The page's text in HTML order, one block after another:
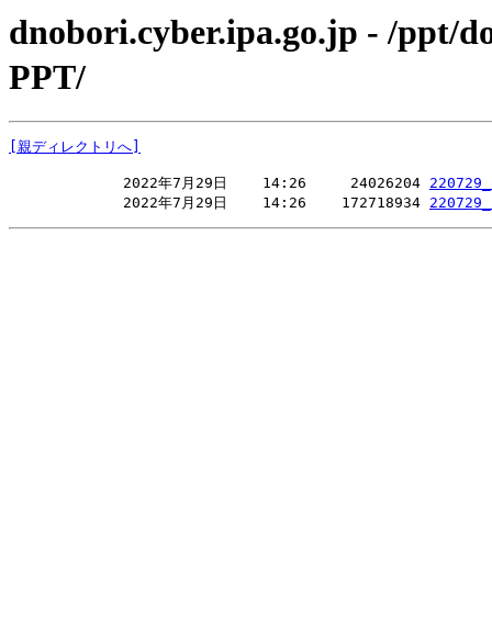
dnobori.cyber.ipa.go.jp - /ppt/
PPT/
[親ディレクトリへ]
             2022年7月29日    14:26     24026204
             2022年7月29日    14:26    172718934